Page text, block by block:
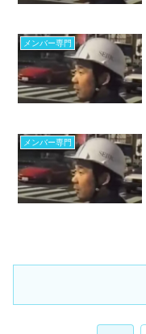
メンバー専門
メンバー専門